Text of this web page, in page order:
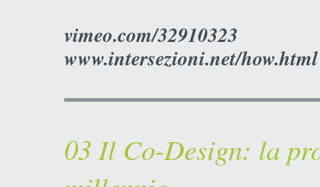
vimeo.com/32910323
www.intersezioni.net/how.html
03 Il Co-Design: la